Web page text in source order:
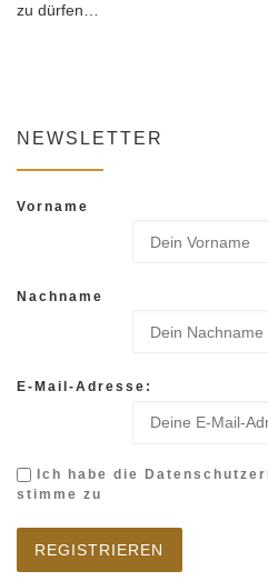
zu dürfen…
NEWSLETTER
Vorname
Nachname
E-Mail-Adresse:
Ich habe die
stimme zu